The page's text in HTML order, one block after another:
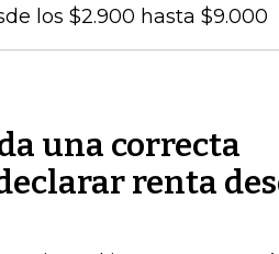
los $2.900 hasta $9.000
una correcta
renta